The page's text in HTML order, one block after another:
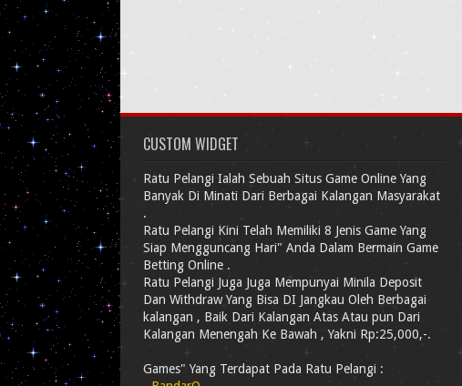
CUSTOM WIDGET
Ratu Pelangi Ialah Sebuah Situs Game Online Yang
Banyak Di Minati Dari Berbagai Kalangan Masyarakat
.
Ratu Pelangi Kini Telah Memiliki 8 Jenis Game Yang
Siap Mengguncang Hari" Anda Dalam Bermain Game
Betting Online .
Ratu Pelangi Juga Juga Mempunyai Minila Deposit
Dan Withdraw Yang Bisa DI Jangkau Oleh Berbagai
kalangan , Baik Dari Kalangan Atas Atau pun Dari
Kalangan Menengah Ke Bawah , Yakni Rp:25,000,-.
Games" Yang Terdapat Pada Ratu Pelangi :